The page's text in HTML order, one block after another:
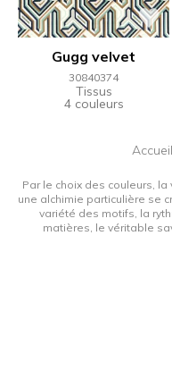
Gugg velvet
30840374
Tissus
4 couleurs
Accueil
Par le choix des couleurs,
une alchimie particulière se
variété des motifs, la
matières, le véritable